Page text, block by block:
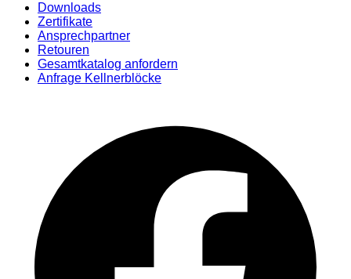
Downloads
Zertifikate
Ansprechpartner
Retouren
Gesamtkatalog anfordern
Anfrage Kellnerblöcke